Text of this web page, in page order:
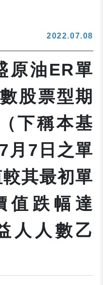
2022.07.08
原油ER單
股票型期
下稱本基
月7日之單
其最初單
值跌幅達
人人數乙